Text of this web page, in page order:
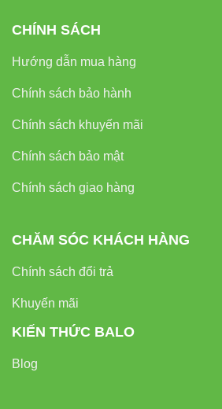
CHÍNH SÁCH
Hướng dẫn mua hàng
Chính sách bảo hành
Chính sách khuyến mãi
Chính sách bảo mật
Chính sách giao hàng
CHĂM SÓC KHÁCH HÀNG
Chính sách đổi trả
Khuyến mãi
KIẾN THỨC BALO
Blog